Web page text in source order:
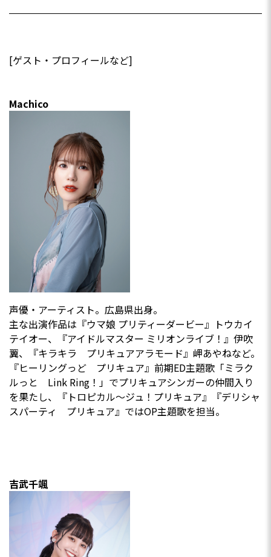
[ゲスト・プロフィールなど]
Machico
声優・アーティスト。広島県出身。
主な出演作品は『ウマ娘 プリティーダービー』トウカイ
テイオー、『アイドルマスター ミリオンライブ！』伊吹
翼、『キラキラ プリキュアアラモード』岬あやねなど。
『ヒーリングっど プリキュア』前期ED主題歌「ミラク
ルっと Link Ring！」でプリキュアシンガーの仲間入り
を果たし、『トロピカル～ジュ！プリキュア』『デリシャ
スパーティ プリキュア』ではOP主題歌を担当。
吉武千颯